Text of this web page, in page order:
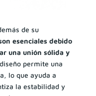
de su
esenciales debido
una unión sólida y
permite una
lo que ayuda a
la estabilidad y